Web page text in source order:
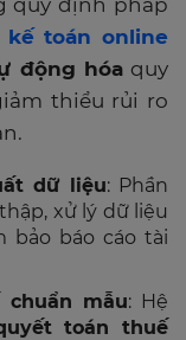
toán online
động hóaquy
thiểu rủi ro
dữ liệu: Phần
xử lý dữ liệu
bảo báo cáo tài
mẫu: Hệ
toán thuế